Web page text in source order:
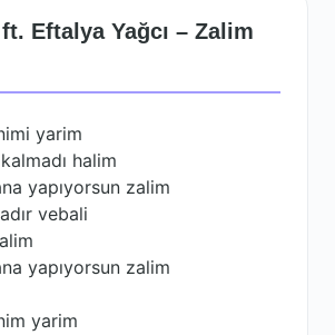
Eftalya Yağcı – Zalim
yarim
halim
yapıyorsun zalim
vebali
yapıyorsun zalim
yarim